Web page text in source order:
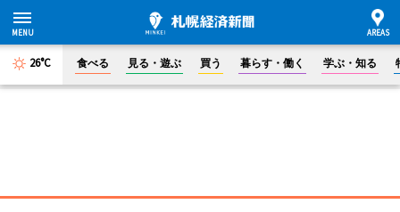
26°C 食べる 見る・遊ぶ 買う 暮らす・働く 学ぶ・知る